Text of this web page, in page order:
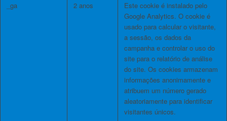
_ga 2 anos
Este cookie é instalado pelo
Google Analytics. O cookie é
usado para calcular o visitante,
a sessão, os dados da
campanha e controlar o uso do
site para o relatório de análise
do site. Os cookies armazenam
informações anonimamente e
atribuem um número gerado
aleatoriamente para identificar
visitantes únicos.